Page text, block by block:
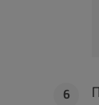
6